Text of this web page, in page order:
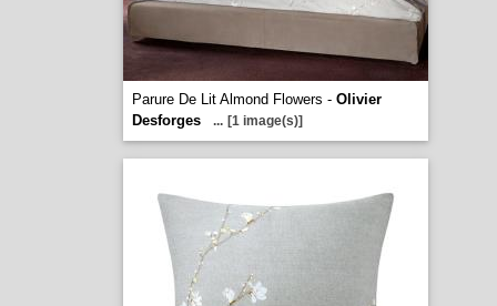
Parure De Lit Almond Flowers - Olivier
Desforges
... [1 image(s)]